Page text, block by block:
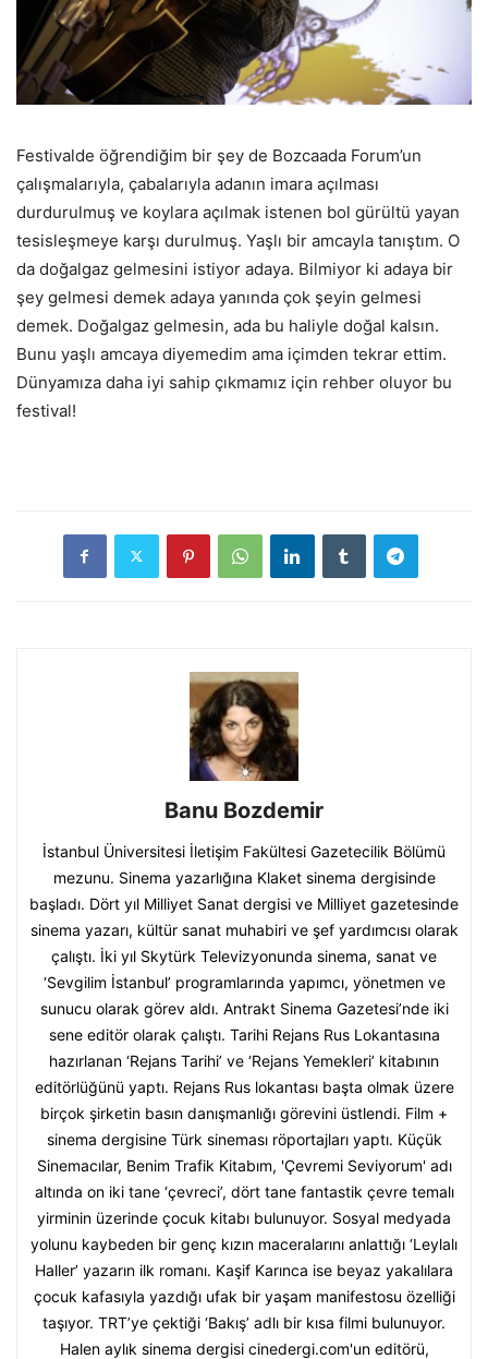
Festivalde öğrendiğim bir şey de Bozcaada Forum’un
çalışmalarıyla, çabalarıyla adanın imara açılması
durdurulmuş ve koylara açılmak istenen bol gürültü yayan
tesisleşmeye karşı durulmuş. Yaşlı bir amcayla tanıştım. O
da doğalgaz gelmesini istiyor adaya. Bilmiyor ki adaya bir
şey gelmesi demek adaya yanında çok şeyin gelmesi
demek. Doğalgaz gelmesin, ada bu haliyle doğal kalsın.
Bunu yaşlı amcaya diyemedim ama içimden tekrar ettim.
Dünyamıza daha iyi sahip çıkmamız için rehber oluyor bu
festival!
Banu Bozdemir
İstanbul Üniversitesi İletişim Fakültesi Gazetecilik Bölümü
mezunu. Sinema yazarlığına Klaket sinema dergisinde
başladı. Dört yıl Milliyet Sanat dergisi ve Milliyet gazetesinde
sinema yazarı, kültür sanat muhabiri ve şef yardımcısı olarak
çalıştı. İki yıl Skytürk Televizyonunda sinema, sanat ve
‘Sevgilim İstanbul’ programlarında yapımcı, yönetmen ve
sunucu olarak görev aldı. Antrakt Sinema Gazetesi’nde iki
sene editör olarak çalıştı. Tarihi Rejans Rus Lokantasına
hazırlanan ‘Rejans Tarihi’ ve ‘Rejans Yemekleri’ kitabının
editörlüğünü yaptı. Rejans Rus lokantası başta olmak üzere
birçok şirketin basın danışmanlığı görevini üstlendi. Film +
sinema dergisine Türk sineması röportajları yaptı. Küçük
Sinemacılar, Benim Trafik Kitabım, 'Çevremi Seviyorum' adı
altında on iki tane ‘çevreci’, dört tane fantastik çevre temalı
yirminin üzerinde çocuk kitabı bulunuyor. Sosyal medyada
yolunu kaybeden bir genç kızın maceralarını anlattığı ‘Leylalı
Haller’ yazarın ilk romanı. Kaşif Karınca ise beyaz yakalılara
çocuk kafasıyla yazdığı ufak bir yaşam manifestosu özelliği
taşıyor. TRT’ye çektiği ‘Bakış’ adlı bir kısa filmi bulunuyor.
Halen aylık sinema dergisi cinedergi.com'un editörü,